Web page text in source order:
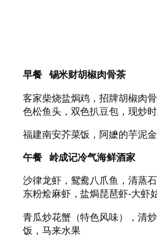
早餐 锡米财胡椒肉骨茶
客家柴烧盐焗鸡，招牌胡椒肉
色松鱼头，双色扒豆包，现炒时
福建南安芥菜饭，阿嬷的芋泥
午餐 岭成记冷气海鲜酒家
沙律龙虾，鸳鸯八爪鱼，清蒸
东粉烩麻虾，盐焗琵琶虾-大虾
青瓜炒花蟹（特色风味），清
饭，马来水果